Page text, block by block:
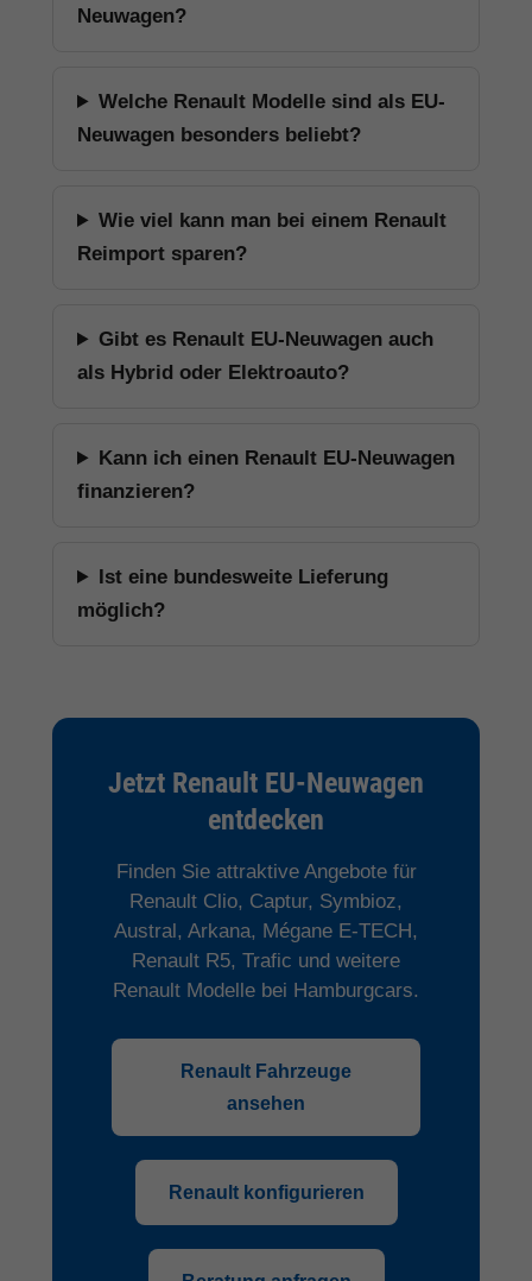
Neuwagen?
Welche Renault Modelle sind als EU-
Neuwagen besonders beliebt?
Wie viel kann man bei einem Renault
Reimport sparen?
Gibt es Renault EU-Neuwagen auch
als Hybrid oder Elektroauto?
Kann ich einen Renault EU-Neuwagen
finanzieren?
Ist eine bundesweite Lieferung
möglich?
Jetzt Renault EU-Neuwagen
entdecken
Finden Sie attraktive Angebote für
Renault Clio, Captur, Symbioz,
Austral, Arkana, Mégane E-TECH,
Renault R5, Trafic und weitere
Renault Modelle bei Hamburgcars.
Renault Fahrzeuge
ansehen
Renault konfigurieren